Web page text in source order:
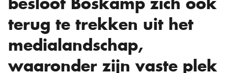
terug te trekken uit het
medialandschap,
waaronder zijn vaste plek